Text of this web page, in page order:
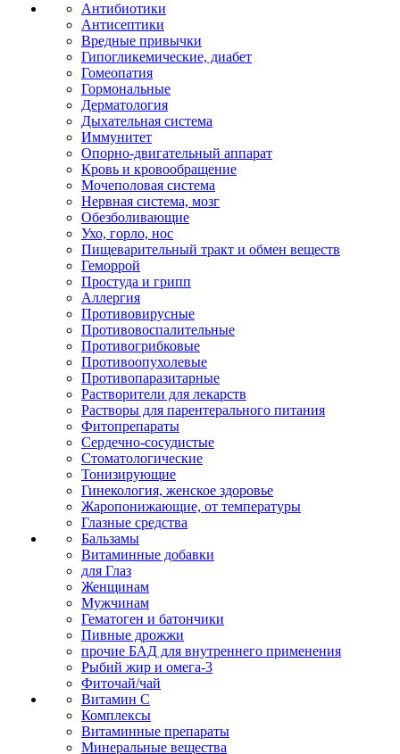
Антибиотики
Антисептики
Вредные привычки
Гипогликемические, диабет
Гомеопатия
Гормональные
Дерматология
Дыхательная система
Иммунитет
Опорно-двигательный аппарат
Кровь и кровообращение
Мочеполовая система
Нервная система, мозг
Обезболивающие
Ухо, горло, нос
Пищеварительный тракт и обмен веществ
Геморрой
Простуда и грипп
Аллергия
Противовирусные
Противовоспалительные
Противогрибковые
Противоопухолевые
Противопаразитарные
Растворители для лекарств
Растворы для парентерального питания
Фитопрепараты
Сердечно-сосудистые
Стоматологические
Тонизирующие
Гинекология, женское здоровье
Жаропонижающие, от температуры
Глазные средства
Бальзамы
Витаминные добавки
для Глаз
Женщинам
Мужчинам
Гематоген и батончики
Пивные дрожжи
прочие БАД для внутреннего применения
Рыбий жир и омега-3
Фиточай/чай
Витамин С
Комплексы
Витаминные препараты
Минеральные вещества